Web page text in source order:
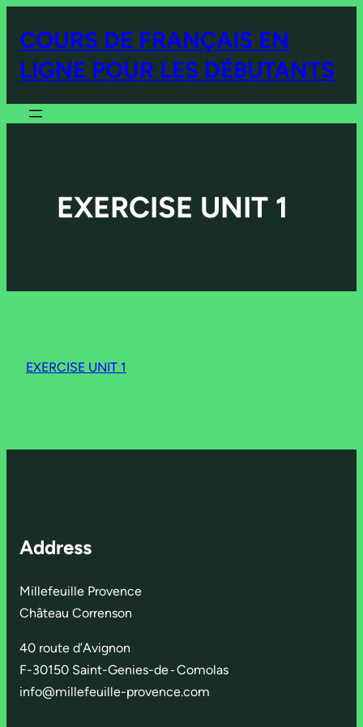
COURS DE FRANÇAIS EN
LIGNE POUR LES DÉBUTANTS
EXERCISE UNIT 1
EXERCISE UNIT 1
Address
Millefeuille Provence
Château Correnson
40 route d’Avignon
F-30150 Saint-Genies-de-Comolas
info@millefeuille-provence.com